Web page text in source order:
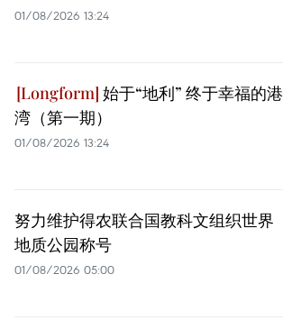
01/08/2026 13:24
始于“地利” 终于幸福的港
湾（第一期）
01/08/2026 13:24
努力维护得农联合国教科文组织世界
地质公园称号
01/08/2026 05:00